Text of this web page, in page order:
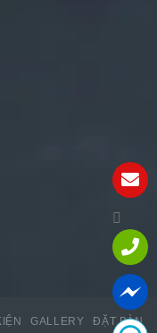
GALLERY ĐẶT BÀN